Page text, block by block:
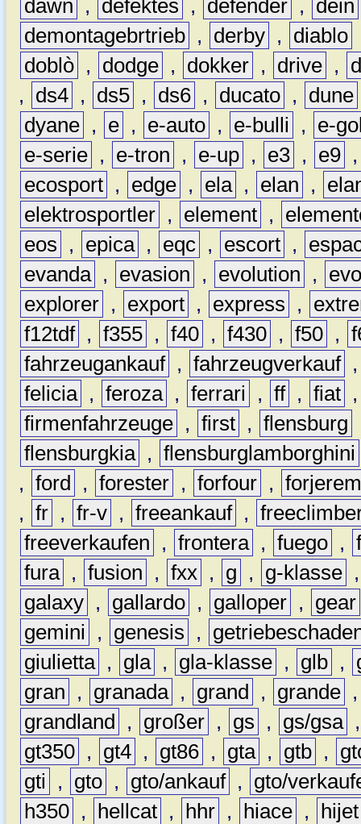
dawn , defektes , defender , dein
demontagebrtrieb , derby , diablo
doblò , dodge , dokker , drive ,
,
ds4 , ds5 , ds6 , ducato , dune
dyane , e , e-auto , e-bulli ,
e-
e-serie , e-tron , e-up , e3 , e9
ecosport , edge , ela , elan ,
elektrosportler , element ,
eos
, epica , eqc , escort ,
evanda , evasion , evolution ,
explorer , export , express ,
f12tdf , f355 , f40 , f430 , f50 ,
fahrzeugankauf , fahrzeugverkauf
felicia , feroza , ferrari , ff , fiat
firmenfahrzeuge , first , flensburg
flensburgkia , flensburglamborghini
, ford , forester , forfour ,
, fr , fr-v , freeankauf ,
freeverkaufen
, frontera , fuego ,
fura , fusion , fxx , g , g-klasse
galaxy , gallardo , galloper ,
gear
gemini
, genesis ,
giulietta , gla , gla-klasse , glb ,
gran
, granada , grand , grande
grandland
, großer , gs , gs/gsa
gt350 , gt4 , gt86 , gta , gtb ,
gti
, gto , gto/ankauf ,
gto/
h350 , hellcat , hhr , hiace ,
hijet